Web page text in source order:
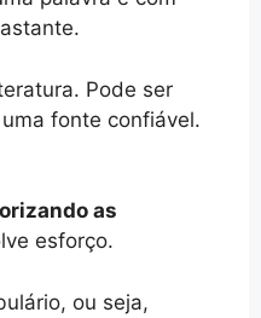
Pode ser
fonte confiável.
as
esforço.
ou seja,